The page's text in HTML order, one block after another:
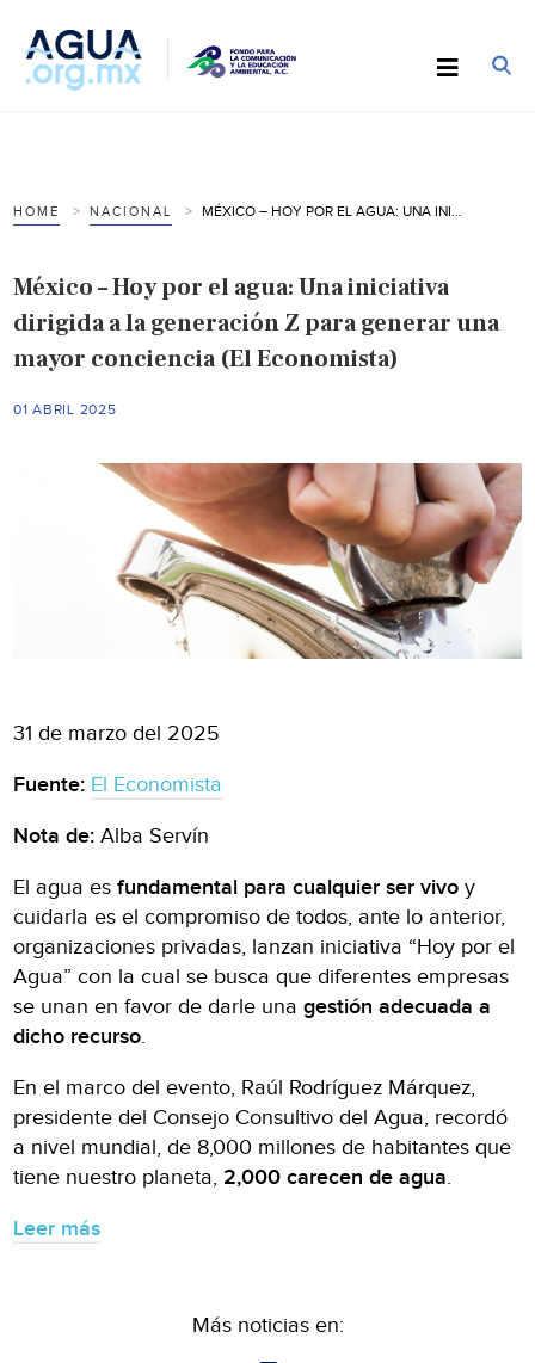
HOME NACIONAL
México – Hoy por el agua: Una iniciativa
dirigida a la generación Z para generar una
mayor conciencia (El Economista)
01 ABRIL 2025
31 de marzo del 2025
Fuente: El Economista
Nota de:Alba Servín
El agua es fundamental para cualquier ser vivo y
cuidarla es el compromiso de todos, ante lo anterior,
organizaciones privadas, lanzan iniciativa “Hoy por el
Agua” con la cual se busca que diferentes empresas
se unan en favor de darle unagestión adecuada a
dicho recurso.
En el marco del evento, Raúl Rodríguez Márquez,
presidente del Consejo Consultivo del Agua, recordó
a nivel mundial, de 8,000 millones de habitantes que
tiene nuestro planeta,2,000 carecen de agua.
Leer más
Más noticias en: